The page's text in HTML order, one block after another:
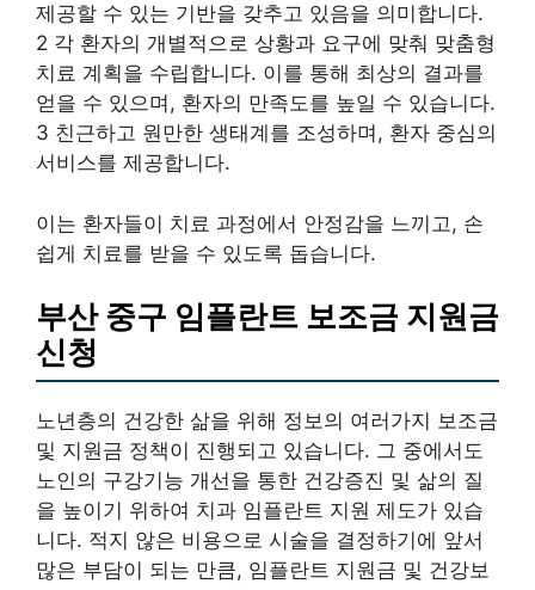
제공할 수 있는 기반을 갖추고 있음을 의미합니다.
2 각 환자의 개별적으로 상황과 요구에 맞춰 맞춤형
치료 계획을 수립합니다. 이를 통해 최상의 결과를
얻을 수 있으며, 환자의 만족도를 높일 수 있습니다.
3 친근하고 원만한 생태계를 조성하며, 환자 중심의
서비스를 제공합니다.
이는 환자들이 치료 과정에서 안정감을 느끼고, 손
쉽게 치료를 받을 수 있도록 돕습니다.
부산 중구 임플란트 보조금 지원금
신청
노년층의 건강한 삶을 위해 정보의 여러가지 보조금
및 지원금 정책이 진행되고 있습니다. 그 중에서도
노인의 구강기능 개선을 통한 건강증진 및 삶의 질
을 높이기 위하여 치과 임플란트 지원 제도가 있습
니다. 적지 않은 비용으로 시술을 결정하기에 앞서
많은 부담이 되는 만큼, 임플란트 지원금 및 건강보